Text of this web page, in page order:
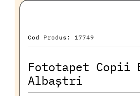
Cod Produs: 17749
Fototapet Copii
Albaștri